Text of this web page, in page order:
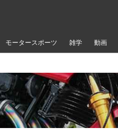
モータースポーツ 雑学 動画